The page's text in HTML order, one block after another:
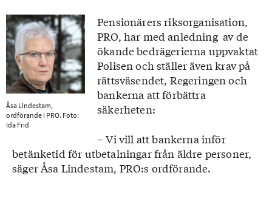
Åsa Lindestam,
ordförande i PRO. Foto:
Ida Frid
Pensionärers riksorganisation,
PRO, har med anledning av de
ökande bedrägerierna uppvaktat
Polisen och ställer även krav på
rättsväsendet, Regeringen och
bankerna att förbättra
säkerheten:
– Vi vill att bankerna inför
betänketid för utbetalningar från äldre personer,
säger Åsa Lindestam, PRO:s ordförande.